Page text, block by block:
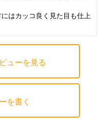
はカッコ良く見た目も仕上
ューを見る
を書く